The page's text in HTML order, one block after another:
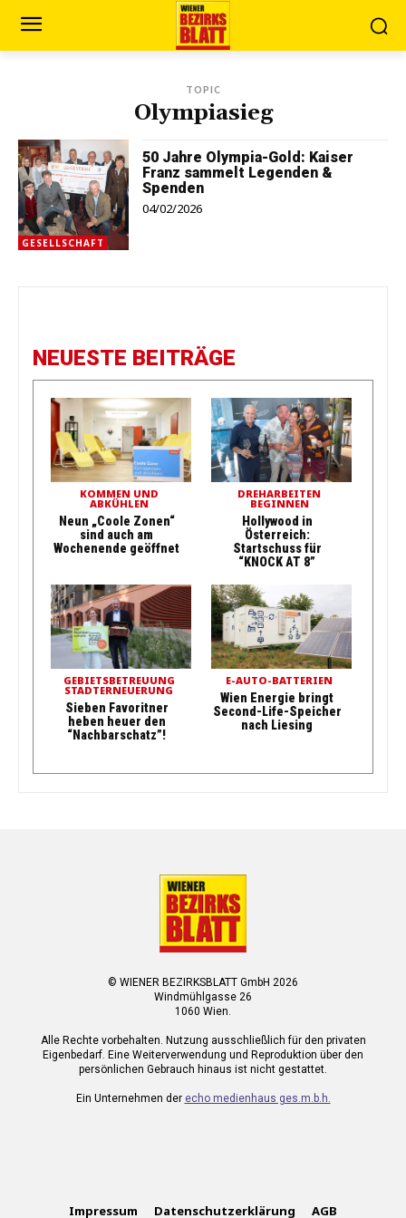
TOPIC
Olympiasieg
GESELLSCHAFT
50 Jahre Olympia-Gold: Kaiser
Franz sammelt Legenden &
Spenden
04/02/2026
NEUESTE BEITRÄGE
KOMMEN UND
ABKÜHLEN
Neun „Coole Zonen“
sind auch am
Wochenende geöffnet
DREHARBEITEN
BEGINNEN
Hollywood in
Österreich:
Startschuss für
“KNOCK AT 8”
GEBIETSBETREUUNG
STADTERNEUERUNG
Sieben Favoritner
heben heuer den
“Nachbarschatz”!
E-AUTO-BATTERIEN
Wien Energie bringt
Second-Life-Speicher
nach Liesing
© WIENER BEZIRKSBLATT GmbH 2026
Windmühlgasse 26
1060 Wien.
Alle Rechte vorbehalten. Nutzung ausschließlich für den privaten
Eigenbedarf. Eine Weiterverwendung und Reproduktion über den
persönlichen Gebrauch hinaus ist nicht gestattet.
Ein Unternehmen der echo medienhaus ges.m.b.h.
Impressum Datenschutzerklärung AGB